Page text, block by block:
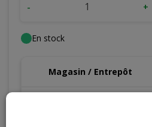
- +
En stock
Magasin / Entrepôt